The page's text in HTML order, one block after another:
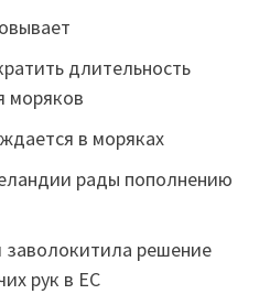
длительность
моряков
в моряках
рады пополнению
заволокитила решение
рук в ЕС